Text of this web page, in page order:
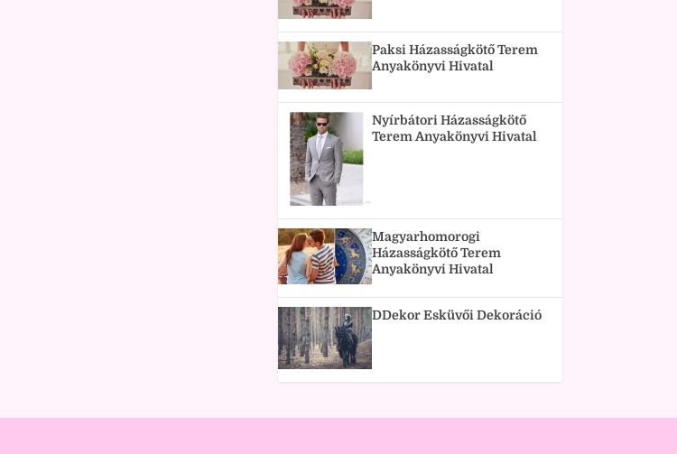
Paksi Házasságkötő Terem
Anyakönyvi Hivatal
Nyírbátori Házasságkötő
Terem Anyakönyvi Hivatal
Magyarhomorogi
Házasságkötő Terem
Anyakönyvi Hivatal
DDekor Esküvői Dekoráció